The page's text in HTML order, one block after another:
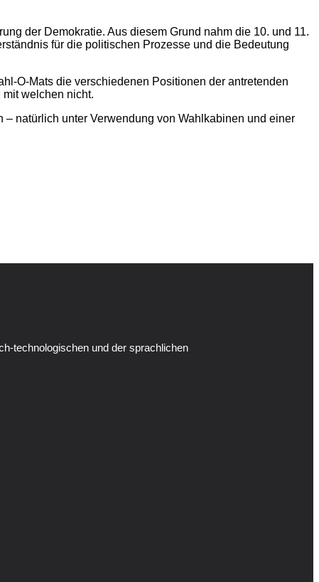
der Demokratie. Aus diesem Grund nahm die 10. und 11.
für die politischen Prozesse und die Bedeutung
O-Mats die verschiedenen Positionen der antretenden
welchen nicht.
natürlich unter Verwendung von Wahlkabinen und einer
technologischen und der sprachlichen